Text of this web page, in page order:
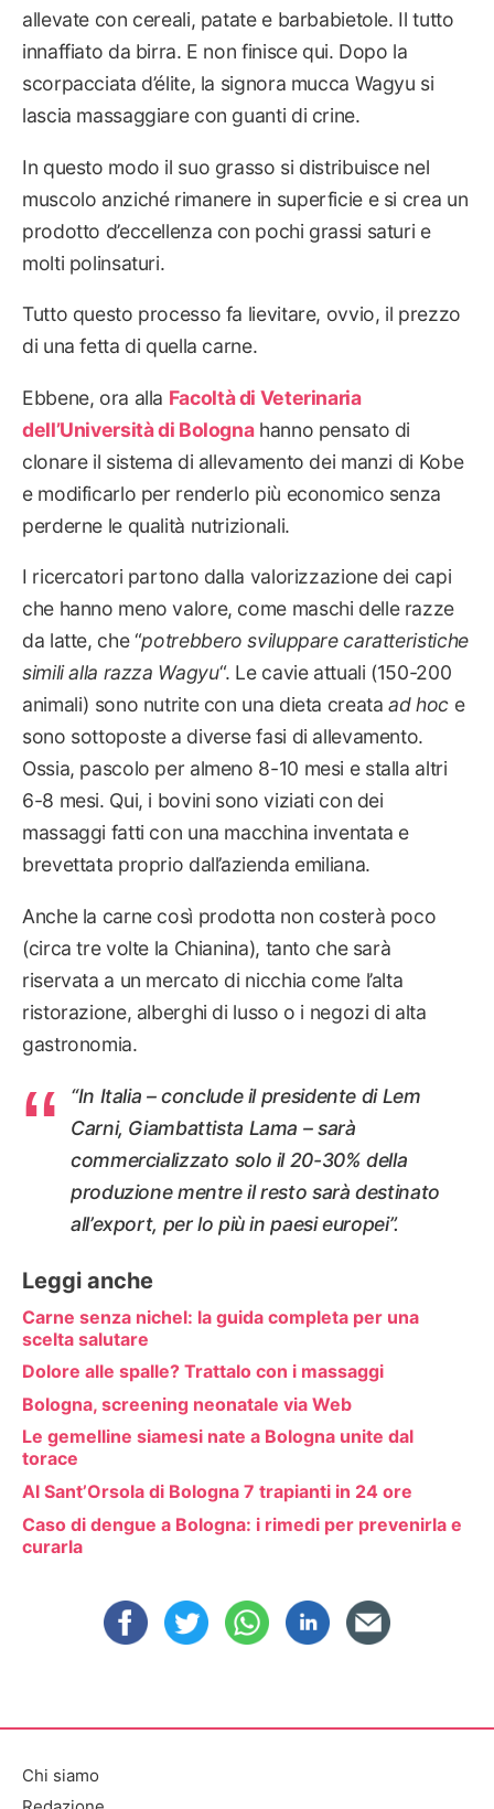
allevate con cereali, patate e barbabietole. Il tutto
innaffiato da birra. E non finisce qui. Dopo la
scorpacciata d’élite, la signora mucca Wagyu si
lascia massaggiare con guanti di crine.
In questo modo il suo grasso si distribuisce nel
muscolo anziché rimanere in superficie e si crea un
prodotto d’eccellenza con pochi grassi saturi e
molti polinsaturi.
Tutto questo processo fa lievitare, ovvio, il prezzo
di una fetta di quella carne.
Ebbene, ora alla Facoltà di Veterinaria
dell’Università di Bolognahanno pensato di
clonare il sistema di allevamento dei manzi di Kobe
e modificarlo per renderlo più economico senza
perderne le qualità nutrizionali.
I ricercatori partono dalla valorizzazione dei capi
che hanno meno valore, come maschi delle razze
da latte, che “potrebbero sviluppare caratteristiche
simili alla razza Wagyu“. Le cavie attuali (150-200
animali) sono nutrite con una dieta creataad hoce
sono sottoposte a diverse fasi di allevamento.
Ossia, pascolo per almeno 8-10 mesi e stalla altri
6-8 mesi. Qui, i bovini sono viziati con dei
massaggi fatti con una macchina inventata e
brevettata proprio dall’azienda emiliana.
Anche la carne così prodotta non costerà poco
(circa tre volte la Chianina), tanto che sarà
riservata a un mercato di nicchia come l’alta
ristorazione, alberghi di lusso o i negozi di alta
gastronomia.
“In Italia – conclude il presidente di Lem
Carni, Giambattista Lama – sarà
commercializzato solo il 20-30% della
produzione mentre il resto sarà destinato
all’export, per lo più in paesi europei”.
Leggi anche
Carne senza nichel: la guida completa per una
scelta salutare
Dolore alle spalle? Trattalo con i massaggi
Bologna, screening neonatale via Web
Le gemelline siamesi nate a Bologna unite dal
torace
Al Sant’Orsola di Bologna 7 trapianti in 24 ore
Caso di dengue a Bologna: i rimedi per prevenirla e
curarla
Chi siamo